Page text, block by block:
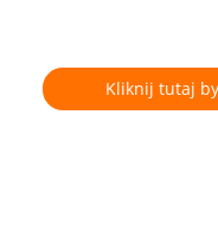
Kliknij tutaj